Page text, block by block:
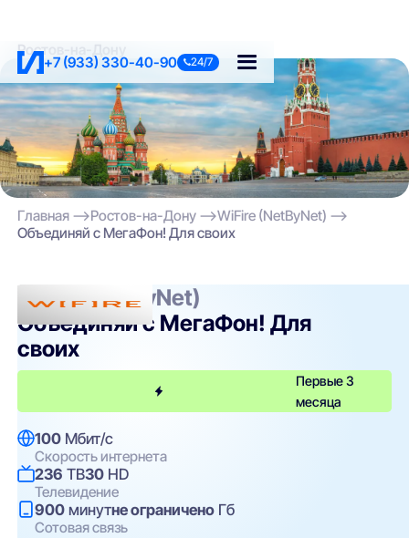
+7 (933) 330-40-90 24/7
Ростов-на-Дону
Главная Ростов-на-Дону
WiFire (NetByNet)
Объединяй с МегаФон! Для своих
WiFire (NetByNet)
Объединяй с МегаФон! Для
своих
Первые 3
месяца
100 Мбит/с
Скорость интернета
236 ТВ30 HD
Телевидение
900 минутне ограничено Гб
Сотовая связь